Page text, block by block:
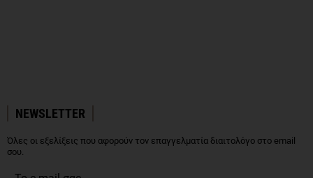
NEWSLETTER
Όλες οι εξελίξεις που αφορούν τον επαγγελματία διαιτολόγο στο email
σου.